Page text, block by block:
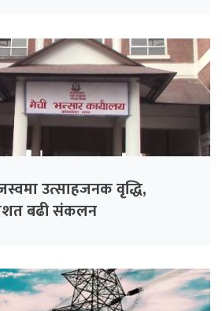
उत्साहजनक वृद्धि,
बढी संकलन